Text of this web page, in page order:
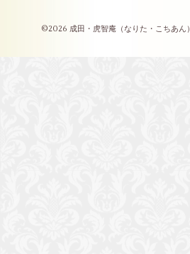
©2026 成田・虎智庵（なりた・こちあん）